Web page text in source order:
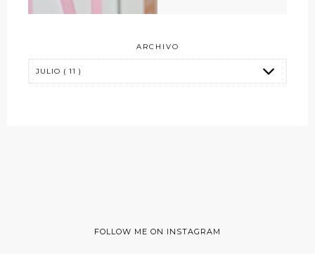
ARCHIVO
FOLLOW ME ON INSTAGRAM